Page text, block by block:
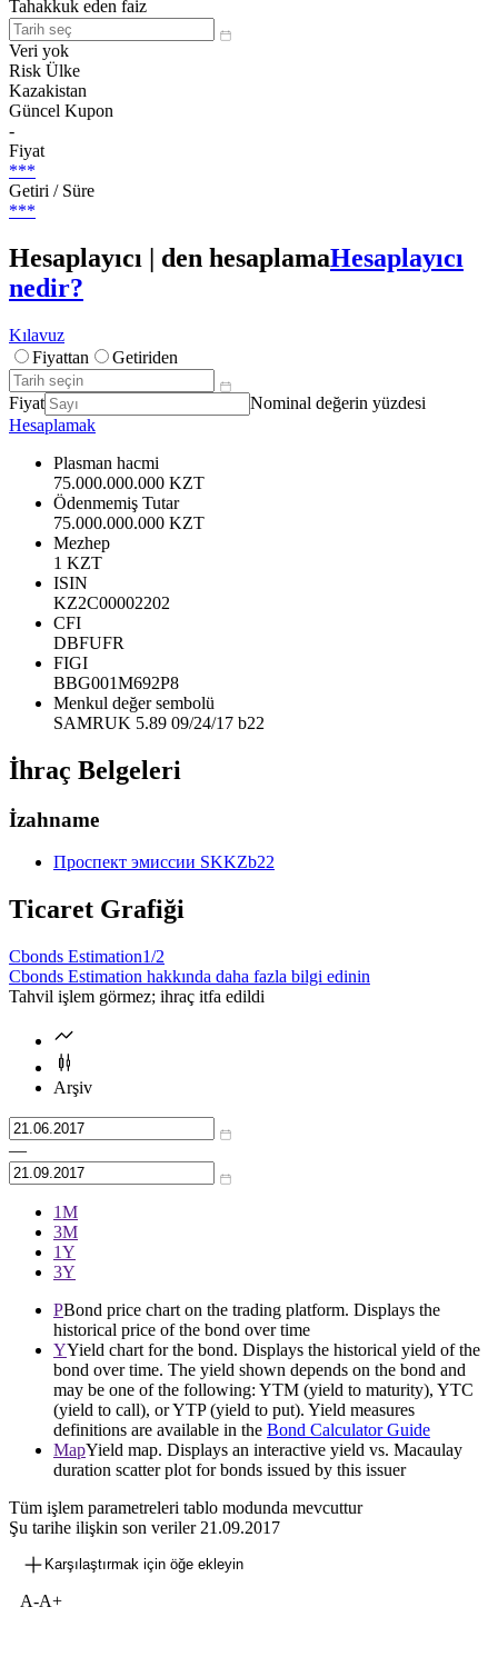
Tahakkuk eden faiz
Veri yok
Risk Ülke
Kazakistan
Güncel Kupon
-
Fiyat
***
Getiri / Süre
***
Hesaplayıcı | den hesaplamaHesaplayıcı
nedir?
Kılavuz
Fiyattan
Getiriden
Fiyat
Nominal değerin yüzdesi
Hesaplamak
Plasman hacmi
75.000.000.000 KZT
Ödenmemiş Tutar
75.000.000.000 KZT
Mezhep
1 KZT
ISIN
KZ2C00002202
CFI
DBFUFR
FIGI
BBG001M692P8
Menkul değer sembolü
SAMRUK 5.89 09/24/17 b22
İhraç Belgeleri
İzahname
Проспект эмиссии SKKZb22
Ticaret Grafiği
Cbonds Estimation1/2
Cbonds Estimation hakkında daha fazla bilgi edinin
Tahvil işlem görmez; ihraç itfa edildi
Arşiv
—
1М
3М
1Y
3Y
PBond price chart on the trading platform. Displays the
historical price of the bond over time
YYield chart for the bond. Displays the historical yield of the
bond over time. The yield shown depends on the bond and
may be one of the following: YTM (yield to maturity), YTC
(yield to call), or YTP (yield to put). Yield measures
definitions are available in the Bond Calculator Guide
MapYield map. Displays an interactive yield vs. Macaulay
duration scatter plot for bonds issued by this issuer
Tüm işlem parametreleri tablo modunda mevcuttur
Şu tarihe ilişkin son veriler 21.09.2017
Karşılaştırmak için öğe ekleyin